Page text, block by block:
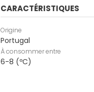
CARACTÉRISTIQUES
Origine
Portugal
À consommer entre
6-8 (ºC)